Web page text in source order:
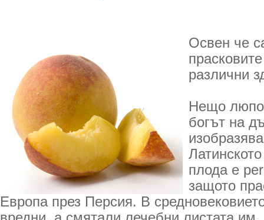
Освен че
различни
Нещо
богът на
плода е
защото
Европа през Персия. В